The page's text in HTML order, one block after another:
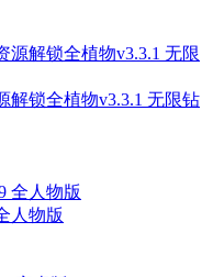
解锁全植物v3.3.1 无限钻
人物版